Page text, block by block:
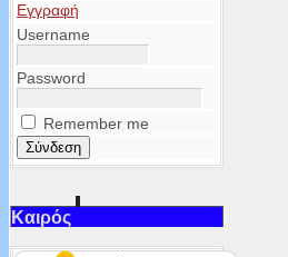
Εγγραφή
Username
Password
Remember me
Καιρός